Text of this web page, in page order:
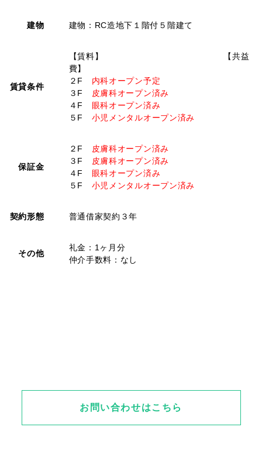
建物 建物：RC造地下１階付５階建て
賃貸条件
【賃料】 【共益
費】
２F 内科オープン予定
３F 皮膚科オープン済み
４F 眼科オープン済み
５F 小児メンタルオープン済み
保証金
２F 皮膚科オープン済み
３F 皮膚科オープン済み
４F 眼科オープン済み
５F 小児メンタルオープン済み
契約形態 普通借家契約３年
その他
礼金：1ヶ月分
仲介手数料：なし
お問い合わせはこちら